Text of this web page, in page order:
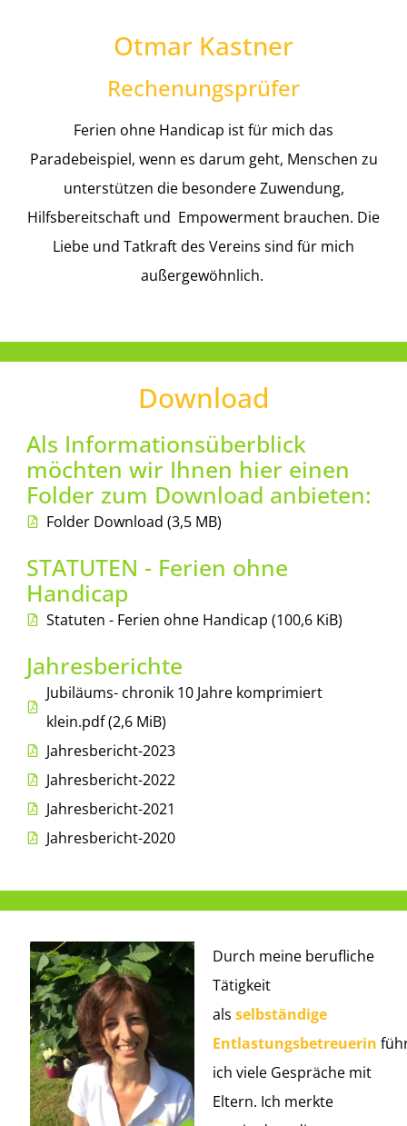
Otmar Kastner
Rechenungsprüfer
Ferien ohne Handicap ist für mich das
Paradebeispiel, wenn es darum geht, Menschen zu
unterstützen die besondere Zuwendung,
Hilfsbereitschaft und Empowerment brauchen. Die
Liebe und Tatkraft des Vereins sind für mich
außergewöhnlich.
Download
Als Informationsüberblick
möchten wir Ihnen hier einen
Folder zum Download anbieten:
Folder Download (3,5 MB)
STATUTEN - Ferien ohne
Handicap
Statuten - Ferien ohne Handicap (100,6 KiB)
Jahresberichte
Jubiläums- chronik 10 Jahre komprimiert
klein.pdf (2,6 MiB)
Jahresbericht-2023
Jahresbericht-2022
Jahresbericht-2021
Jahresbericht-2020
Durch meine berufliche
Tätigkeit
als selbständige
Entlastungsbetreuerin
ich viele Gespräche mit
Eltern. Ich merkte